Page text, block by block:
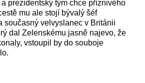
prezidentský tým chce příznivého
mu ale stojí bývalý šéf
současný velvyslanec v Británii
dal Zelenskému jasně najevo, že
vstoupil by do souboje